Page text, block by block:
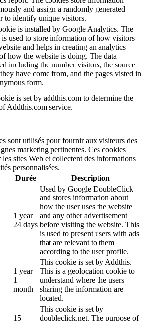
and assign a randomly generated
to identify unique visitors.
is installed by Google Analytics. The
is used to store information of how visitors
and helps in creating an analytics
how the website is doing. The data
including the number visitors, the source
have come from, and the pages visted in
form.
is set by addthis.com to determine the
Addthis.com service.
sont utilisés pour fournir aux visiteurs des
marketing pertinentes. Ces cookies
sites Web et collectent des informations
personnalisées.
Durée Description
1 year
24 days
Used by Google DoubleClick
and stores information about
how the user uses the website
and any other advertisement
before visiting the website. This
is used to present users with ads
that are relevant to them
according to the user profile.
1 year
1
month
This cookie is set by Addthis.
This is a geolocation cookie to
understand where the users
sharing the information are
located.
15
This cookie is set by
doubleclick.net. The purpose of